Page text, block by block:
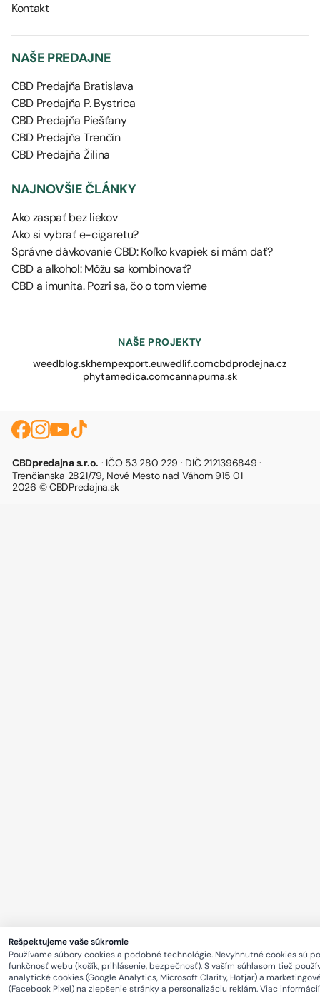
Kontakt
NAŠE PREDAJNE
CBD Predajňa Bratislava
CBD Predajňa P. Bystrica
CBD Predajňa Piešťany
CBD Predajňa Trenčín
CBD Predajňa Žilina
NAJNOVŠIE ČLÁNKY
Ako zaspať bez liekov
Ako si vybrať e-cigaretu?
Správne dávkovanie CBD: Koľko kvapiek si mám dať?
CBD a alkohol: Môžu sa kombinovať?
CBD a imunita. Pozri sa, čo o tom vieme
NAŠE PROJEKTY
weedblog.skhempexport.euwedlif.comcbdprodejna.cz
phytamedica.comcannapurna.sk
CBDpredajna s.r.o. · IČO 53 280 229 · DIČ 2121396849 ·
Trenčianska 2821/79, Nové Mesto nad Váhom 915 01
2026 © CBDPredajna.sk
Rešpektujeme vaše súkromie
Používame súbory cookies a podobné technológie. Nevyhnutné cookies sú
funkčnosť webu (košík, prihlásenie, bezpečnosť). S vaším súhlasom tiež
analytické cookies (Google Analytics, Microsoft Clarity, Hotjar) a
(Facebook Pixel) na zlepšenie stránky a personalizáciu reklám. Viac